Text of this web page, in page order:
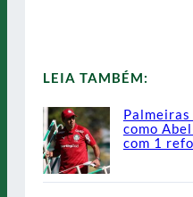
LEIA TAMBÉM:
como
com 1